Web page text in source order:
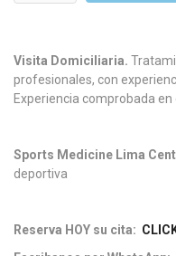
Visita Domiciliaria.
profesionales, con
Experiencia comprobada
Sports Medicine Lima
deportiva
Reserva HOY su cita: